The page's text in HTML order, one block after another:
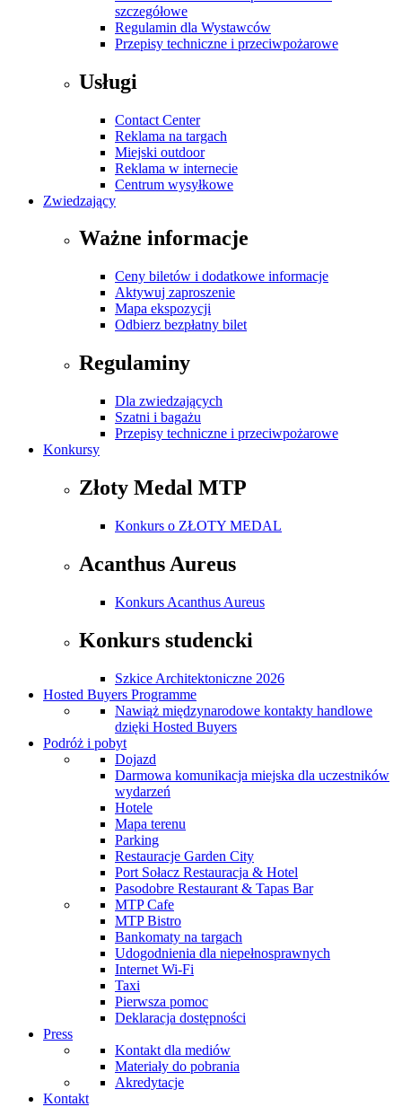
szczegółowe
Regulamin dla Wystawców
Przepisy techniczne i przeciwpożarowe
Usługi
Contact Center
Reklama na targach
Miejski outdoor
Reklama w internecie
Centrum wysyłkowe
Zwiedzający
Ważne informacje
Ceny biletów i dodatkowe informacje
Aktywuj zaproszenie
Mapa ekspozycji
Odbierz bezpłatny bilet
Regulaminy
Dla zwiedzających
Szatni i bagażu
Przepisy techniczne i przeciwpożarowe
Konkursy
Złoty Medal MTP
Konkurs o ZŁOTY MEDAL
Acanthus Aureus
Konkurs Acanthus Aureus
Konkurs studencki
Szkice Architektoniczne 2026
Hosted Buyers Programme
Nawiąż międzynarodowe kontakty handlowe
dzięki Hosted Buyers
Podróż i pobyt
Dojazd
Darmowa komunikacja miejska dla uczestników
wydarzeń
Hotele
Mapa terenu
Parking
Restauracje Garden City
Port Sołacz Restauracja & Hotel
Pasodobre Restaurant & Tapas Bar
MTP Cafe
MTP Bistro
Bankomaty na targach
Udogodnienia dla niepełnosprawnych
Internet Wi-Fi
Taxi
Pierwsza pomoc
Deklaracja dostępności
Press
Kontakt dla mediów
Materiały do pobrania
Akredytacje
Kontakt